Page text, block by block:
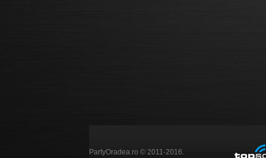
PartyOradea.ro © 2011-2016.